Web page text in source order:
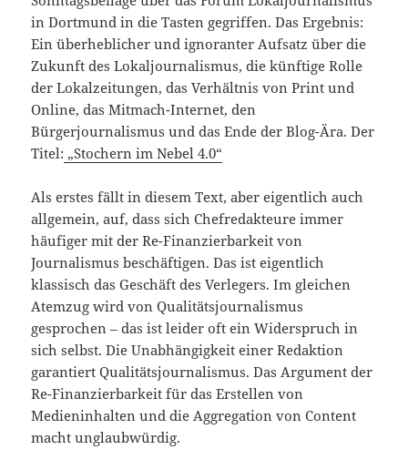
in Dortmund in die Tasten gegriffen. Das Ergebnis:
Ein überheblicher und ignoranter Aufsatz über die
Zukunft des Lokaljournalismus, die künftige Rolle
der Lokalzeitungen, das Verhältnis von Print und
Online, das Mitmach-Internet, den
Bürgerjournalismus und das Ende der Blog-Ära. Der
Titel: „Stochern im Nebel 4.0“
Als erstes fällt in diesem Text, aber eigentlich auch
allgemein, auf, dass sich Chefredakteure immer
häufiger mit der Re-Finanzierbarkeit von
Journalismus beschäftigen. Das ist eigentlich
klassisch das Geschäft des Verlegers. Im gleichen
Atemzug wird von Qualitätsjournalismus
gesprochen – das ist leider oft ein Widerspruch in
sich selbst. Die Unabhängigkeit einer Redaktion
garantiert Qualitätsjournalismus. Das Argument der
Re-Finanzierbarkeit für das Erstellen von
Medieninhalten und die Aggregation von Content
macht unglaubwürdig.